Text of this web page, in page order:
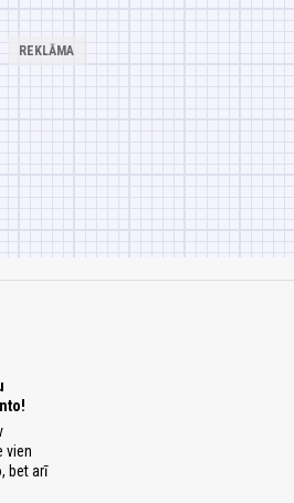
vien
bet arī